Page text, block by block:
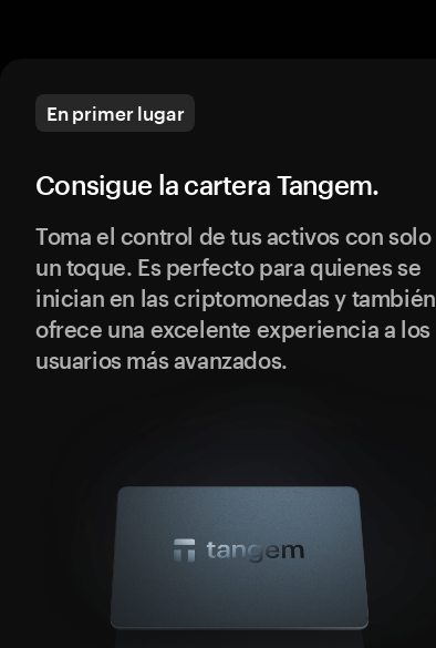
En primer lugar
Consigue la cartera Tangem.
Toma el control de tus activos con solo
un toque. Es perfecto para quienes se
inician en las criptomonedas y también
ofrece una excelente experiencia a los
usuarios más avanzados.